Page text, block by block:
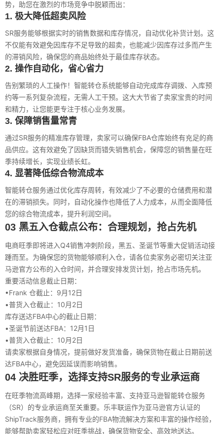
势，助您在激烈的市场竞争中脱颖而出：
1. 极大降低超卖风险
SR服务能够根据实时的销售数据和库存情况，自动优化补货计划。这
不仅能有效避免因库存不足导致的超卖，也能减少因库存过多而产生
的滞销风险，确保您的商品始终处于最佳库存状态。
2. 操作自动化，省心省力
告别繁琐的人工操作！智能转仓系统能够自动完成库存调拨、入库预
约等一系列复杂流程，无需人工干预。这大大节省了卖家宝贵的时间
和精力，让您能更专注于核心业务发展。
3. 保障销售量常青
通过SR服务的精准库存管理，卖家可以确保FBA仓库始终有充足的商
品供应。这有效避免了因缺货而错失销售机会，保障您的销售量在旺
季持续增长，实现业绩长虹。
4. 显著降低综合物流成本
智能转仓服务通过优化库存周转，有效减少了不必要的仓储费用和潜
在的滞销损失。同时，自动化操作也降低了人力成本，从而全面降低
您的综合物流成本，提升利润空间。
03 黑五入仓截点公布：合理规划，抢占先机
电商旺季即将进入Q4销售冲刺阶段，黑五、圣诞节等重大促销活动接
踵而至。为确保您的货物能够顺利入仓，请各位卖家务必密切关注亚
马逊官方公布的入仓时间，并合理安排发货计划，抢占市场先机。
重要活动信息截止日期：
•Frank 仓截止：9月12日
•普货入仓截止：10月2日
库存送达FBA中心的截止日期：
•圣诞节前送达FBA：12月1日
•普货入仓截止：10月2日
请卖家根据自身情况，提前做好发货准备，确保货物在截止日期前送
达FBA中心，避免因延误而影响销售。
04 决胜旺季，选择支持SR服务的专业承运商
在旺季物流高峰期，选择一家经验丰富、支持亚马逊智能转仓服务
（SR）的专业承运商至关重要。乐丰联运作为亚马逊官方认证的
ShipTrack服务商，拥有专业的FBA物流解决方案和丰富的操作经验，
能够帮助卖家轻松应对旺季挑战，确保货物安全、高效地送达。